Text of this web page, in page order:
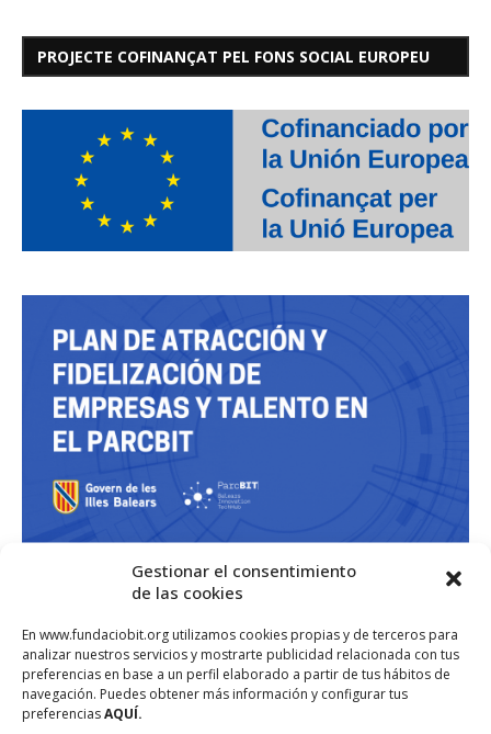
Gestionar el consentimiento
de las cookies
En www.fundaciobit.org utilizamos cookies propias y de terceros para
analizar nuestros servicios y mostrarte publicidad relacionada con tus
preferencias en base a un perfil elaborado a partir de tus hábitos de
navegación. Puedes obtener más información y configurar tus
preferenciasAQUÍ.
PROJECTE COFINANÇAT PEL FONS SOCIAL EUROPEU